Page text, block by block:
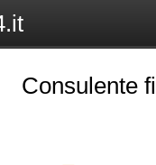
Consulente